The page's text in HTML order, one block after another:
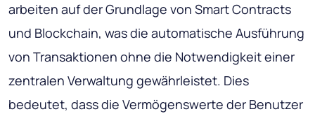
arbeiten auf der Grundlage von Smart Contracts
und Blockchain, was die automatische Ausführung
von Transaktionen ohne die Notwendigkeit einer
zentralen Verwaltung gewährleistet. Dies
bedeutet, dass die Vermögenswerte der Benutzer